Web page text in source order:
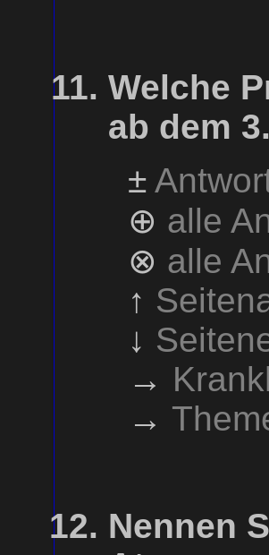
Welche
ab dem
±
⊕ alle
⊗ alle
↑
↓
→
→
Nennen